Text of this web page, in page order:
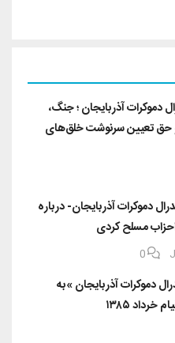
دموکرات آذربایجان ؛ جنگ،
حق تعیین سرنوشت خلق‌های
دموکرات آذربایجان- درباره
احزاب مسلح کردی
0
دموکرات آذربایجان »به
۱۳۸۵